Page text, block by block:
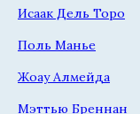
Исаак Дель Торо
Поль Манье
Жоау Алмейда
Мэттью Бреннан